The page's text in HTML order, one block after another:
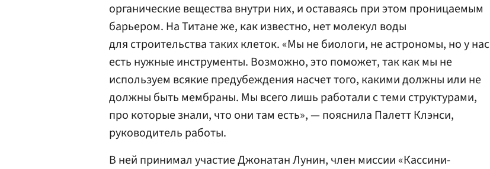
органические вещества внутри них, и оставаясь при этом проницаемым
барьером. На Титане же, как известно, нет молекул воды
для строительства таких клеток. «Мы не биологи, не астрономы, но у нас
есть нужные инструменты. Возможно, это поможет, так как мы не
используем всякие предубеждения насчет того, какими должны или не
должны быть мембраны. Мы всего лишь работали с теми структурами,
про которые знали, что они там есть», — пояснила Палетт Клэнси,
руководитель работы.
В ней принимал участие Джонатан Лунин, член миссии «Кассини-